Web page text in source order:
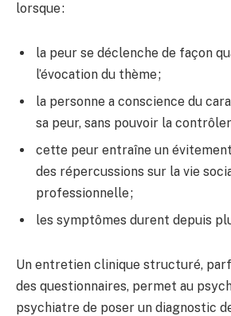
lorsque :
la peur se déclenche de façon
l’évocation du thème ;
la personne a conscience du
sa peur, sans pouvoir la contrôler
cette peur entraîne un
des répercussions sur la vie
professionnelle ;
les symptômes durent depuis
Un entretien clinique structuré,
des questionnaires, permet au
psychiatre de poser un diagnostic